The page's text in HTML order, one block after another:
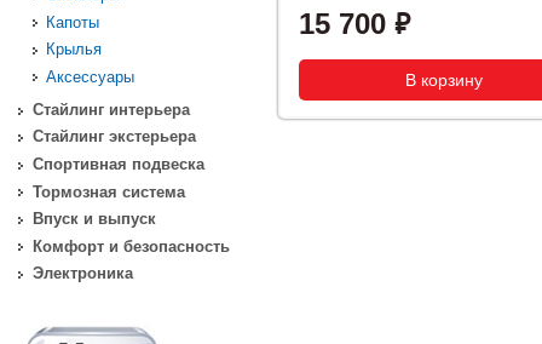
15 700
Капоты
Крылья
Аксессуары
Стайлинг интерьера
Стайлинг экстерьера
Спортивная подвеска
Тормозная система
Впуск и выпуск
Комфорт и безопасность
Электроника